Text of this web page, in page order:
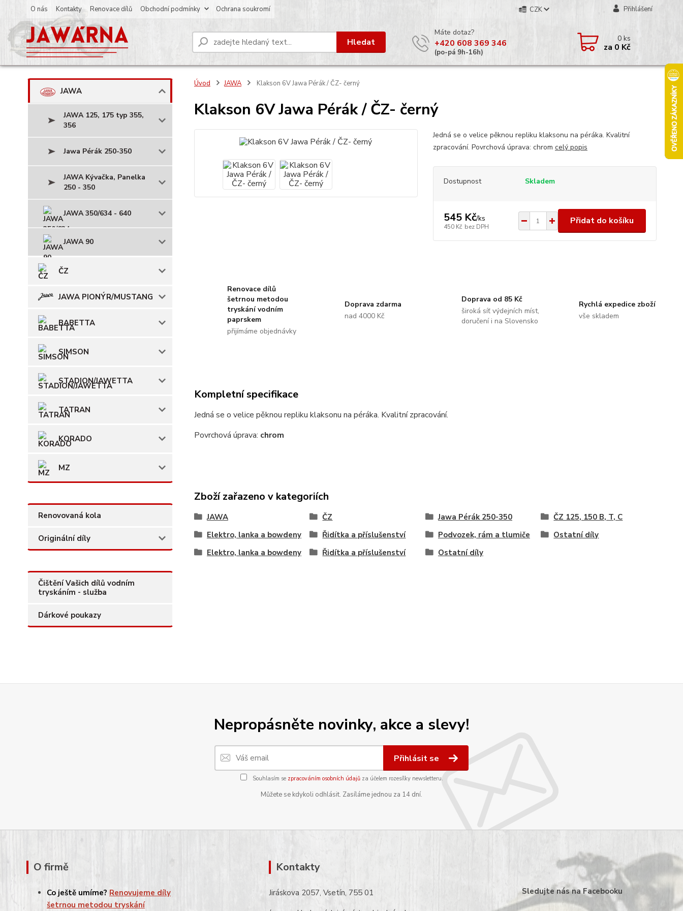
O nás Kontakty Renovace dílů Obchodní podmínky Ochrana soukromí CZK Přihlášení
Hledat
Máte dotaz?
+420 608 369 346
(po-pá 9h-16h)
0ks
za 0 Kč
JAWA
JAWA 125, 175 typ 355,
356
Jawa Pérák 250-350
JAWA Kývačka, Panelka
250 - 350
JAWA 350/634 - 640
JAWA 90
ČZ
JAWA PIONÝR/MUSTANG
BABETTA
SIMSON
STADION/JAWETTA
TATRAN
KORADO
MZ
Renovovaná kola
Originální díly
Čištění Vašich dílů vodním
tryskáním - služba
Dárkové poukazy
Úvod JAWA Klakson 6V Jawa Pérák / ČZ- černý
Klakson 6V Jawa Pérák / ČZ- černý
Jedná se o velice pěknou repliku klaksonu na péráka. Kvalitní
zpracování. Povrchová úprava: chrom celý popis
Dostupnost Skladem
545 Kč/ks
450 Kč bez DPH
Přidat do košíku
Renovace dílů
šetrnou metodou
tryskání vodním
paprskem
přijímáme objednávky
Doprava zdarma
nad 4000 Kč
Doprava od 85 Kč
široká síť výdejních míst,
doručení i na Slovensko
Rychlá expedice zboží
vše skladem
Kompletní specifikace
Jedná se o velice pěknou repliku klaksonu na péráka. Kvalitní zpracování.
Povrchová úprava: chrom
Zboží zařazeno v kategoriích
JAWA ČZ Jawa Pérák 250-350
ČZ 125, 150 B, T, C
Elektro, lanka a bowdeny
Řidítka a příslušenství Podvozek, rám a tlumiče
Ostatní díly
Elektro, lanka a bowdeny
Řidítka a příslušenství Ostatní díly
Nepropásněte novinky, akce a slevy!
Přihlásit se
Souhlasím se zpracováním osobních údajůza účelem rozesílky newsletteru.
Můžete se kdykoli odhlásit. Zasíláme jednou za 14 dní.
O firmě
Co ještě umíme? Renovujeme díly
šetrnou metodou tryskání
Kontakty
Jiráskova 2057, Vsetín, 755 01
Sledujte nás na Facebooku